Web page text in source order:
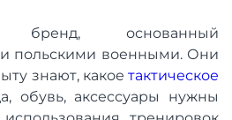
основанный
польскими военными. Они
знают, какое тактическое
обувь, аксессуары нужны